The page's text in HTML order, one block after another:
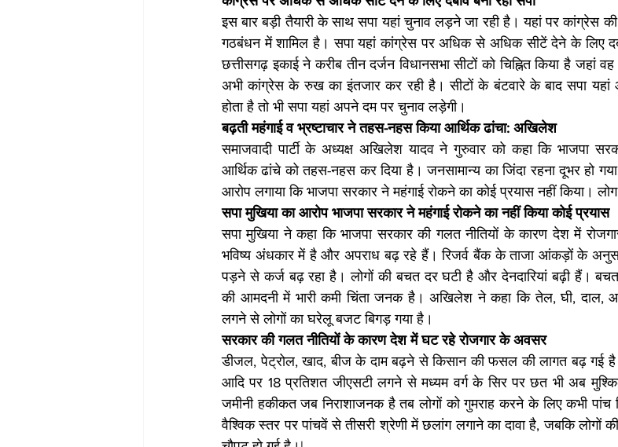
इस बार बड़ी तैयारी के साथ सपा यहां चुनाव लड़ने जा रही है। यहां पर कांग्रेस
गठबंधन में शामिल है। सपा यहां कांग्रेस पर अधिक से अधिक सीटें देने के लिए
छत्तीसगढ़ इकाई ने करीब तीन दर्जन विधानसभा सीटों को चिह्नित किया है जहां
अभी कांग्रेस के रुख का इंतजार कर रही है। सीटों के बंटवारे के बाद सपा
होता है तो भी सपा यहां अपने दम पर चुनाव लड़ेगी।
बढ़ती महंगाई व भ्रष्टाचार ने तहस-नहस किया आर्थिक ढांचा: अखिलेश
समाजवादी पार्टी के अध्यक्ष अखिलेश यादव ने गुरुवार को कहा कि भाजपा
आर्थिक ढांचे को तहस-नहस कर दिया है। जनसामान्य का जिंदा रहना दूभर हो
आरोप लगाया कि भाजपा सरकार ने महंगाई रोकने का कोई प्रयास नहीं किया।
सपा मुखिया का आरोप भाजपा सरकार ने महंगाई रोकने का नहीं किया कोई प्रयास
सपा मुखिया ने कहा कि भाजपा सरकार की गलत नीतियों के कारण देश में
भविष्य अंधकार में है और अपराध बढ़ रहे हैं। रिजर्व बैंक के ताजा आंकड़ों के
पड़ने से कर्ज बढ़ रहा है। लोगों की बचत दर घटी है और देनदारियां बढ़ी हैं।
की आमदनी में भारी कमी चिंता जनक है। अखिलेश ने कहा कि तेल, घी, दाल,
लगने से लोगों का घरेलू बजट बिगड़ गया है।
सरकार की गलत नीतियों के कारण देश में घट रहे रोजगार के अवसर
डीजल, पेट्रोल, खाद, बीज के दाम बढ़ने से किसान की फसल की लागत बढ़ गई है।
आदि पर 18 प्रतिशत जीएसटी लगने से मध्यम वर्ग के सिर पर छत भी अब
जमीनी हकीकत जब निराशाजनक है तब लोगों को गुमराह करने के लिए कभी पांच
वैश्विक स्तर पर पांचवें से तीसरी श्रेणी में छलांग लगाने का दावा है, जबकि लोगों